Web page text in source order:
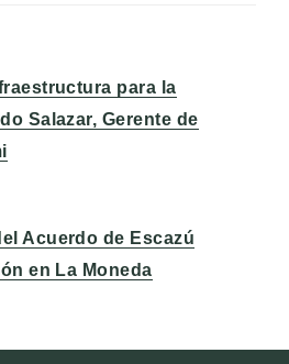
para la
Salazar, Gerente de
Acuerdo de Escazú
en La Moneda